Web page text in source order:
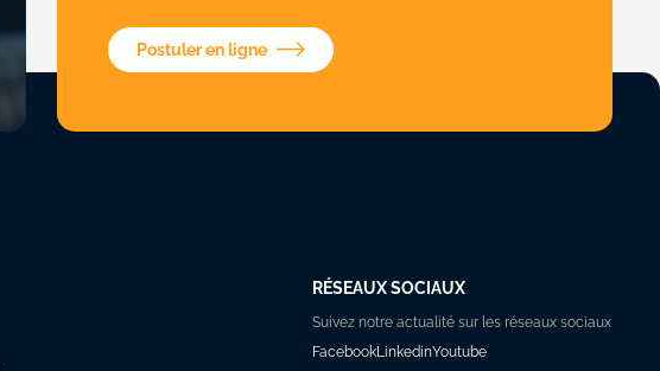
Postuler en ligne
RÉSEAUX SOCIAUX
Suivez notre actualité sur les réseaux sociaux
FacebookLinkedinYoutube